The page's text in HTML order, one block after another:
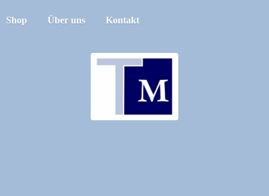
Shop Über uns Kontakt